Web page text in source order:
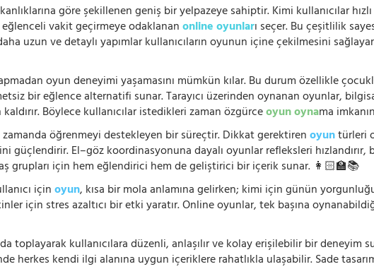
göre şekillenen geniş bir yelpazeye sahiptir. Kimi kullanıcılar
vakit geçirmeye odaklananonline oyunları seçer. Bu çeşitlilik
uzun ve detaylı yapımlar kullanıcıların oyunun içine çekilmesini
oyun deneyimi yaşamasını mümkün kılar. Bu durum özellikle
bir eğlence alternatifi sunar. Tarayıcı üzerinden oynanan oyunlar,
Böylece kullanıcılar istedikleri zaman özgürceoyun oynama
öğrenmeyi destekleyen bir süreçtir. Dikkat gerektirenoyuntürleri
El–göz koordinasyonuna dayalı oyunlar refleksleri
grupları için hem eğlendirici hem de geliştirici bir içerik sunar. 👩🏻‍🏫📚
içinoyun, kısa bir mola anlamına gelirken; kimi için günün
için stres azaltıcı bir etki yaratır. Online oyunlar, tek başına
toplayarak kullanıcılara düzenli, anlaşılır ve kolay erişilebilir bir deneyim
herkes kendi ilgi alanına uygun içeriklere rahatlıkla ulaşabilir. Sade